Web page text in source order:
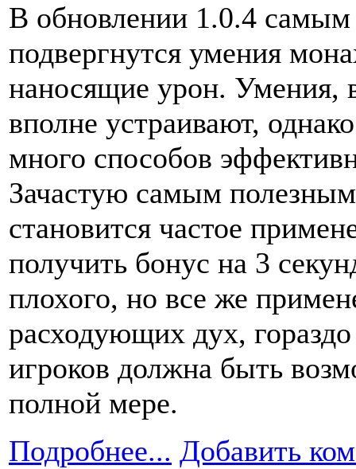
В обновлении 1.0.4
подвергнутся умения
наносящие урон. Умения,
вполне устраивают,
много способов
Зачастую самым
становится частое
получить бонус на 3
плохого, но все же
расходующих дух,
игроков должна быть
полной мере.
Подробнее... Добавить